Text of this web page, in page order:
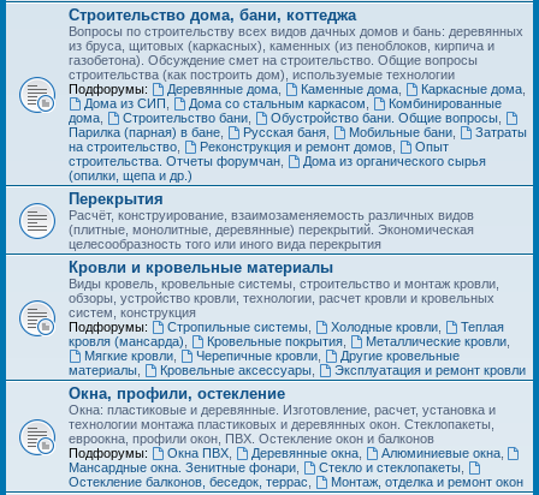
Строительство дома, бани, коттеджа
Вопросы по строительству всех видов дачных домов и бань: деревянных
из бруса, щитовых (каркасных), каменных (из пеноблоков, кирпича и
газобетона). Обсуждение смет на строительство. Общие вопросы
строительства (как построить дом), используемые технологии
Подфорумы:
Деревянные дома, Каменные дома, Каркасные дома,
Дома из СИП
Дома со стальным каркасом
Комбинированные
дома
Строительство бани, Обустройство бани. Общие вопросы,
Парилка (парная) в бане
Русская баня, Мобильные бани,
Затраты
на строительство
Реконструкция и ремонт домов,
Опыт
строительства. Отчеты форумчан
Дома из органического сырья
(опилки, щепа и др.)
Перекрытия
Расчёт, конструирование, взаимозаменяемость различных видов
(плитные, монолитные, деревянные) перекрытий. Экономическая
целесообразность того или иного вида перекрытия
Кровли и кровельные материалы
Виды кровель, кровельные системы, строительство и монтаж кровли,
обзоры, устройство кровли, технологии, расчет кровли и кровельных
систем, конструкция
Подфорумы:
Стропильные системы, Холодные кровли,
Теплая
кровля (мансарда)
Кровельные покрытия, Металлические кровли,
Мягкие кровли, Черепичные кровли,
Другие кровельные
материалы
Кровельные аксессуары, Эксплуатация и ремонт кровли
Окна, профили, остекление
Окна: пластиковые и деревянные. Изготовление, расчет, установка и
технологии монтажа пластиковых и деревянных окон. Стеклопакеты,
евроокна, профили окон, ПВХ. Остекление окон и балконов
Подфорумы:
Окна ПВХ, Деревянные окна, Алюминиевые окна,
Мансардные окна. Зенитные фонари
Стекло и стеклопакеты,
Остекление балконов, беседок, террас
Монтаж, отделка и ремонт окон